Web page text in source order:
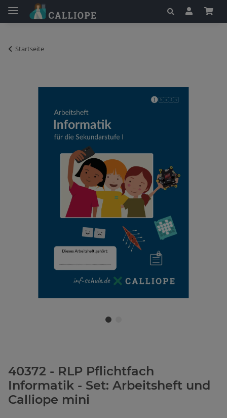
Startseite
40372 - RLP Pflichtfach
Informatik - Set: Arbeitsheft und
Calliope mini